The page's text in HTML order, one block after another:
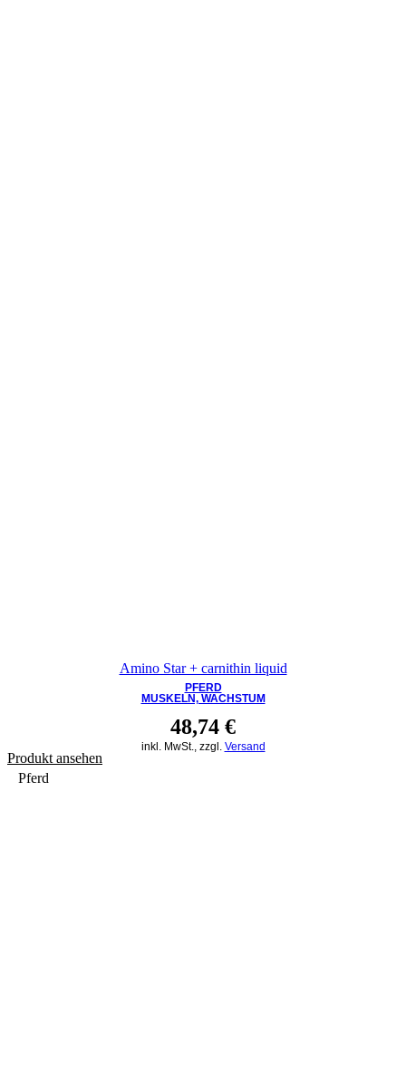
Amino Star + carnithin liquid
PFERD
MUSKELN, WACHSTUM
48,74 €
inkl. MwSt., zzgl. Versand
Produkt ansehen
Pferd